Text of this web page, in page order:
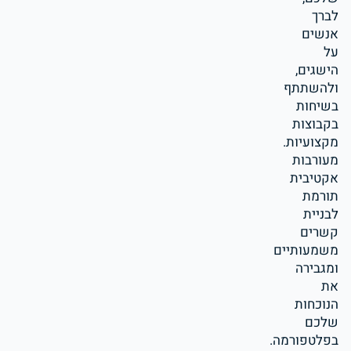
לברך
אנשים
על
הישגים,
ולהשתתף
בשיחות
בקבוצות
מקצועיות.
מעורבות
אקטיבית
תורמת
לבניית
קשרים
משמעותיים
ומגבירה
את
הנוכחות
שלכם
בפלטפורמה.